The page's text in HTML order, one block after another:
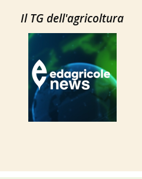
Il TG dell'agricoltura